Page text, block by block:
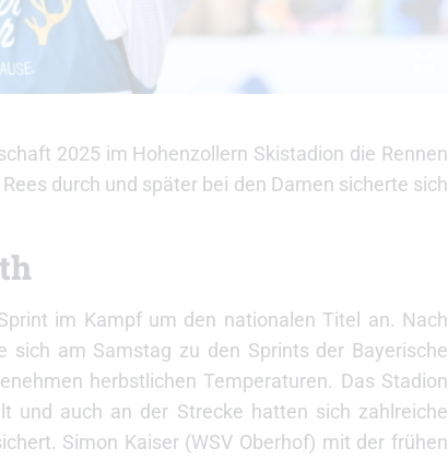
2025 im Hohenzollern Skistadion die Rennen
durch und später bei den Damen sicherte sich
im Kampf um den nationalen Titel an. Nach
sich am Samstag zu den Sprints der Bayerische
herbstlichen Temperaturen. Das Stadion
und auch an der Strecke hatten sich zahlreiche
Simon Kaiser (WSV Oberhof) mit der frühen